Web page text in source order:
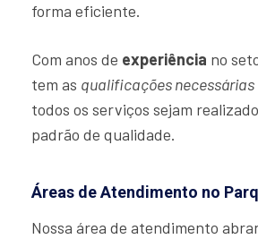
forma eficiente.
Com anos de experiência no
tem as qualificações necessárias
todos os serviços sejam
padrão de qualidade.
Áreas de Atendimento no
Nossa área de atendimento